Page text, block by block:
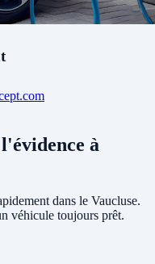
à
dans le Vaucluse.
véhicule toujours prêt.